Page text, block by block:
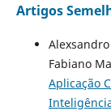
Artigos
Fabiano
Aplicação